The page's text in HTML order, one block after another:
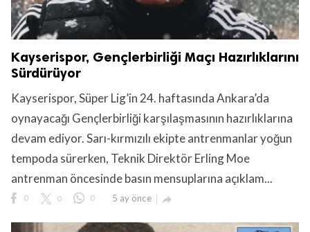
Kayserispor, Gençlerbirliği Maçı Hazırlıklarını
Sürdürüyor
Kayserispor, Süper Lig’in 24. haftasında Ankara’da
oynayacağı Gençlerbirliği karşılaşmasının hazırlıklarına
devam ediyor. Sarı-kırmızılı ekipte antrenmanlar yoğun
tempoda sürerken, Teknik Direktör Erling Moe
antrenman öncesinde basın mensuplarına açıklam...
0 0 0 5 ay önce 